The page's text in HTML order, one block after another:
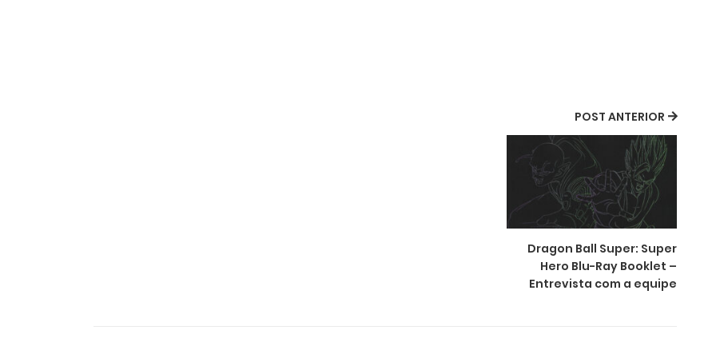
POST ANTERIOR
Dragon Ball Super: Super
Hero Blu-Ray Booklet –
Entrevista com a equipe